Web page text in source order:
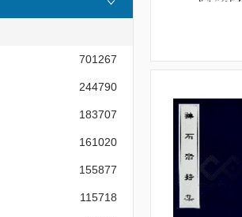
701267
244790
183707
161020
155877
115718